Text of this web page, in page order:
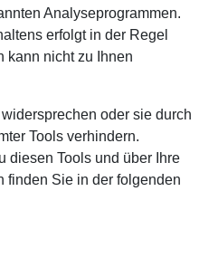
Analyseprogrammen.
erfolgt in der Regel
kann nicht zu Ihnen
oder sie durch
Tools verhindern.
diesen Tools und über Ihre
finden Sie in der folgenden